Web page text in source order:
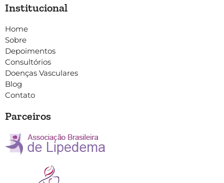
Institucional
Home
Sobre
Depoimentos
Consultórios
Doenças Vasculares
Blog
Contato
Parceiros